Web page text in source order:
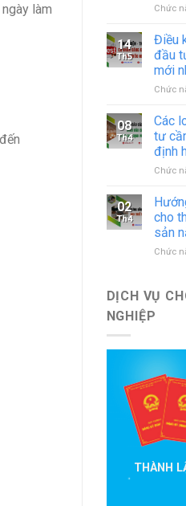
làm
Chức
14
Th5
Điều
đầu
mới
Chức
08
Th4
Các
tư
định
Chức
02
Th4
cho
sản
Chức
DỊCH VỤ
NGHIỆP
THÀNH